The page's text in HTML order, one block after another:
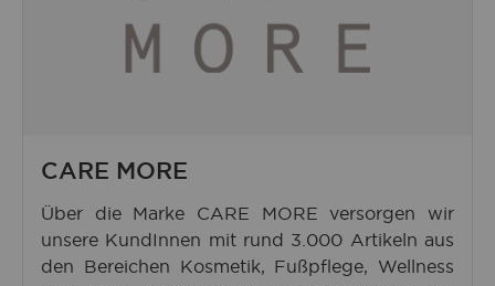
CARE MORE
Über die Marke CARE MORE versorgen wir
unsere KundInnen mit rund 3.000 Artikeln aus
den Bereichen Kosmetik, Fußpflege, Wellness